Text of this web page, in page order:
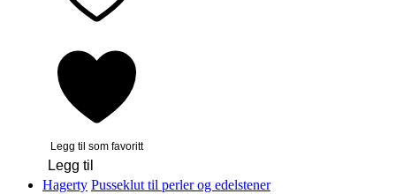
Legg til som favoritt
Legg til
Hagerty Pusseklut til perler og edelstener